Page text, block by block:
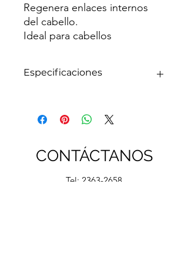
Regenera enlaces internos
del cabello.
Ideal para cabellos
Repara y fortalece en cabello.
Especificaciones
CONTÁCTANOS
Tel: 2363-2658